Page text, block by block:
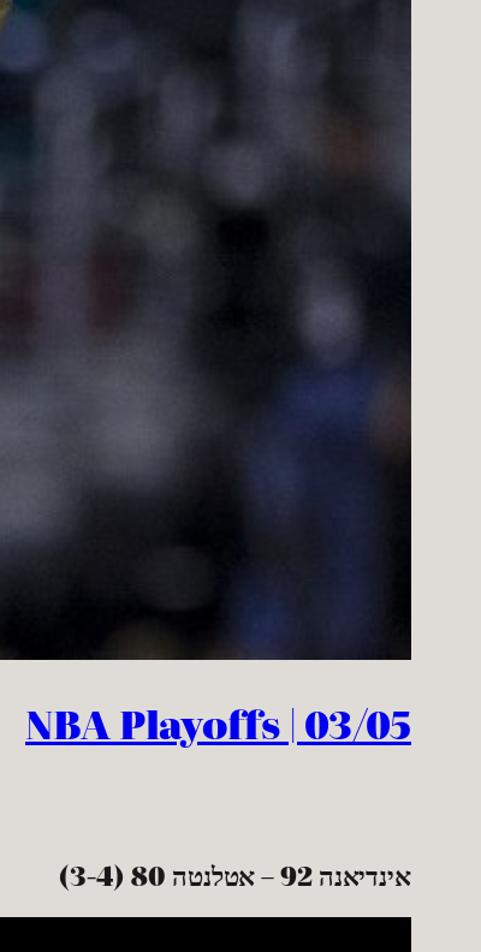
NBA Playoffs | 03/05
אינדיאנה 92 – אטלנטה 80 (3-4)